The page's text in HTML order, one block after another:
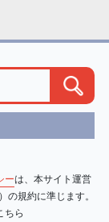
ーは、本サイト運営
の規約に準じます。
ちら